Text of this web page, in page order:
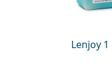
Lenjoy